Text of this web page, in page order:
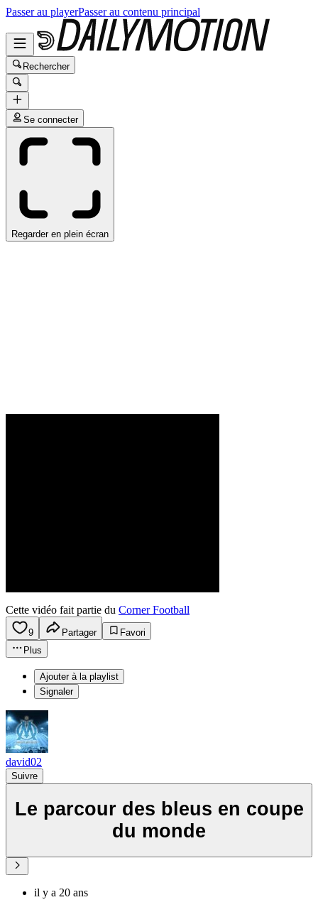
Passer au playerPasser au contenu principal
Rechercher
Se connecter
Regarder en plein écran
Cette vidéo fait partie du Corner Football
9 Partager
Favori
Plus
Ajouter à la playlist
Signaler
david02
Suivre
Le parcour des bleus en coupe
du monde
il y a 20 ans